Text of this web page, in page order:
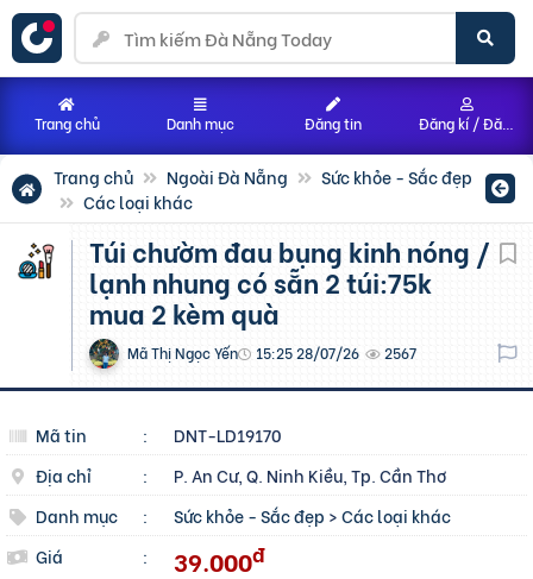
Trang chủ Ngoài Đà Nẵng
Sức khỏe - Sắc đẹp
Các loại khác
Túi chườm đau bụng kinh nóng /
lạnh nhung có sẵn 2 túi:75k
mua 2 kèm quà
Mã Thị Ngọc Yến 15:25 28/07/26 2567
Mã tin :
DNT-LD19170
Địa chỉ
:
P. An Cư, Q. Ninh Kiều, Tp. Cần Thơ
Danh mục
: Sức khỏe - Sắc đẹp >Các loại khác
Giá
: 39.000đ
Trang chủ Danh mục Đăng tin